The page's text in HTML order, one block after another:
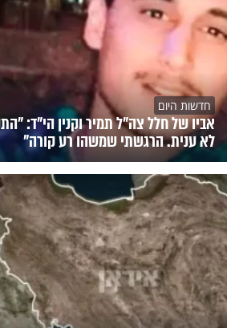
חדשות היום
אביו של חלל צה"ל תמיר וקנין הי"ד:
לא ענית. הרגשתי שמשהו רע קורה"